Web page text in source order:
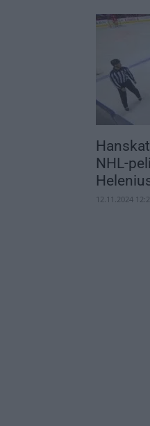
NHL-
12.11.2024